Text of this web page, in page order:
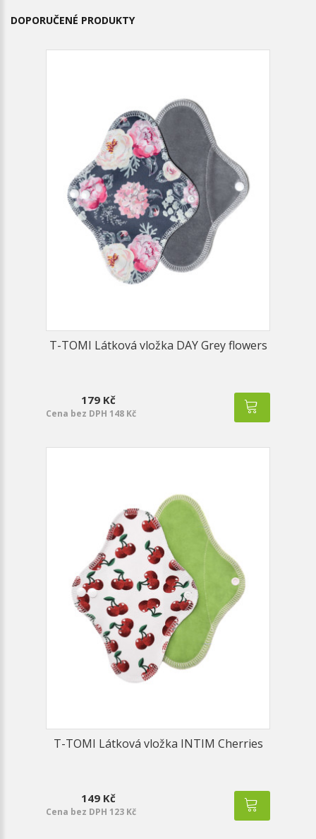
DOPORUČENÉ PRODUKTY
T-TOMI Látková vložka DAY Grey flowers
179 Kč
Cena bez DPH 148 Kč
T-TOMI Látková vložka INTIM Cherries
149 Kč
Cena bez DPH 123 Kč